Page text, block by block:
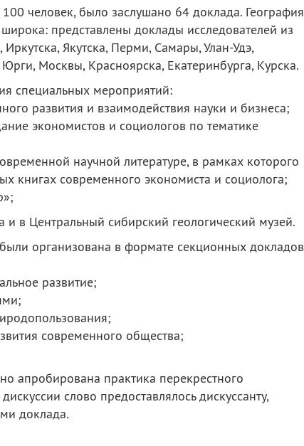
человек, было заслушано 64 доклада. География
представлены доклады исследователей из
Якутска, Перми, Самары, Улан-Удэ,
Москвы, Красноярска, Екатеринбурга, Курска.
специальных мероприятий:
развития и взаимодействия науки и бизнеса;
экономистов и социологов по тематике
научной литературе, в рамках которого
книгах современного экономиста и социолога;
и в Центральный сибирский геологический музей.
организована в формате секционных докладов
развитие;
современного общества;
апробирована практика перекрестного
слово предоставлялось дискуссанту,
доклада.